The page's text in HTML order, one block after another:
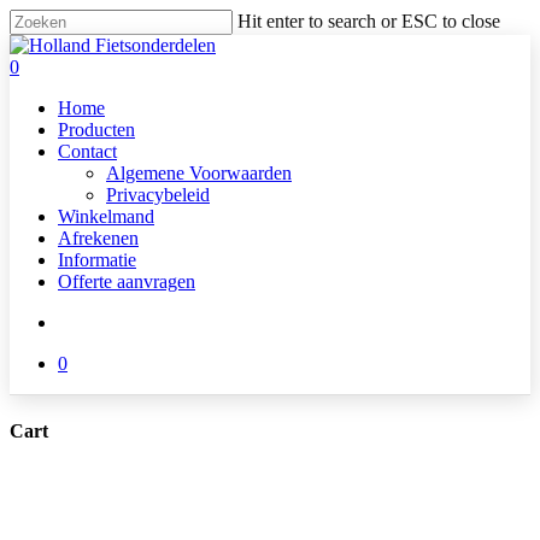
Skip
to
main
Hit enter to search or ESC to close
Close
Search
search
0
Home
Producten
Contact
Algemene Voorwaarden
Privacybeleid
Winkelmand
Afrekenen
Informatie
Offerte aanvragen
0
Cart